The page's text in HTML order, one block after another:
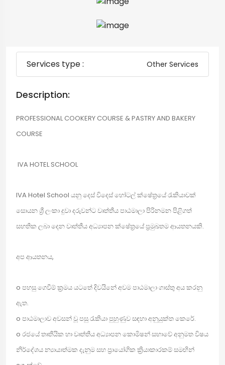
Services type : Other Services
Description:
PROFESSIONAL COOKERY COURSE & PASTRY AND BAKERY
COURSE
IVA HOTEL SCHOOL
IVA Hotel School යනු දෙස් විදෙස් හෝටල් ක්ෂේත්‍රයේ රැකියාවක්
සොයන ශ්‍රී ලංකා දුවා දරුවන්ට වෘත්තීය පාඨමාලා පිරිනමන පිළිගත්
සහතික ලබා දෙන වෘත්තීය අධ්‍යාපන ක්ෂේත්‍රයේ ප්‍රමුඛතම ආයතනයකි.
අප ආයතනය,
o පහසු ගෙවීම් ක්‍රමය යටතේ දිවයිනේ අවම පාඨමාලා ගාස්තු අය කරනු
ඇත.
o පාඨමාලාව අවසන් වූ පසු රැකියා පුහුණුව සඳහා අනුයුක්ත කෙරේ.
o රජයේ තෘතීයික හා වෘත්තීය අධ්‍යාපන කොමිෂන් සභාවේ අනුමත විෂය
නිර්දේශය න්‍යායාත්මක දැනුම සහ ප්‍රායෝගික ක්‍රියාකාරකම් සමඟින්